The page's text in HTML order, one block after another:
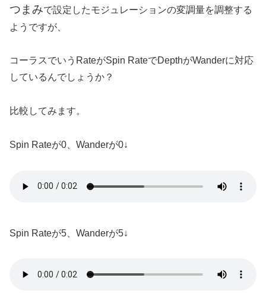
つまみで設定したモジュレーションの変調量を調整する
ようですが、
コーラスでいうRateがSpin RateでDepthがWanderに対応
しているんでしょうか？
比較してみます。
Spin Rateが0、Wanderが0↓
Spin Rateが5、Wanderが5↓